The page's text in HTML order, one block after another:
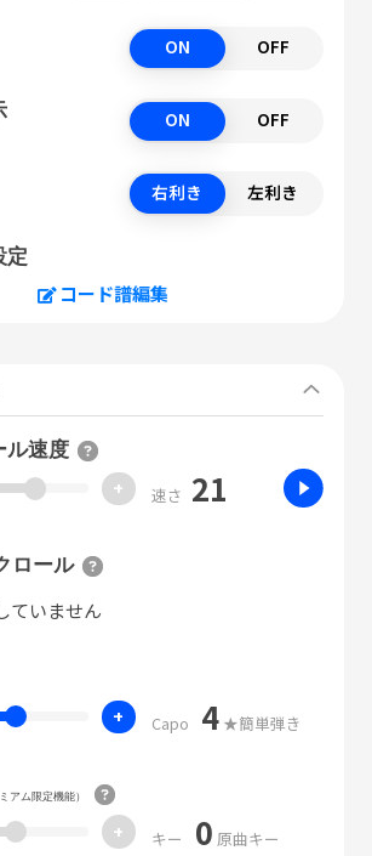
ON OFF
ON OFF
右利き 左利き
定
コード譜編集
ル速度
+ 速さ 21
ロール
ていません
+ Capo 4 ★簡単弾き
アム限定機能）
+ キー 0 原曲キー